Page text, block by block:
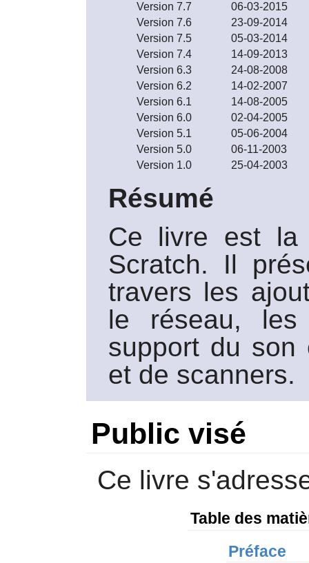
Version 7.7
06-03-2015
Version 7.6
23-09-2014
Version 7.5
05-03-2014
Version 7.4
14-09-2013
Version 6.3
24-08-2008
Version 6.2
14-02-2007
Version 6.1
14-08-2005
Version 6.0
02-04-2005
Version 5.1
05-06-2004
Version 5.0
06-11-2003
Version 1.0
25-04-2003
Résumé
Ce livre est la
Scratch. Il
travers les
le réseau, les
support du son
et de scanners.
Public visé
Ce livre
Table des
Préface